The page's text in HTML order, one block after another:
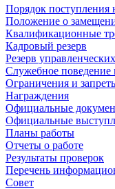
Порядок
Положение о
Квалификационные
Кадровый резерв
Резерв
Служебное
Ограничения и
Награждения
Официальные
Официальные
Планы работы
Отчеты о работе
Результаты проверок
Перечень
Совет